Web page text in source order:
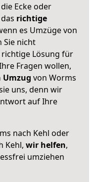
Ecke oder
richtige
es Umzüge von
Sie nicht
Lösung für
Fragen wollen,
von Worms
uns, denn wir
auf Ihre
nach Kehl oder
Kehl, wir helfen,
umziehen